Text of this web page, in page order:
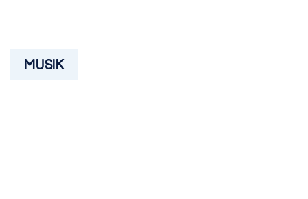
MUSIK